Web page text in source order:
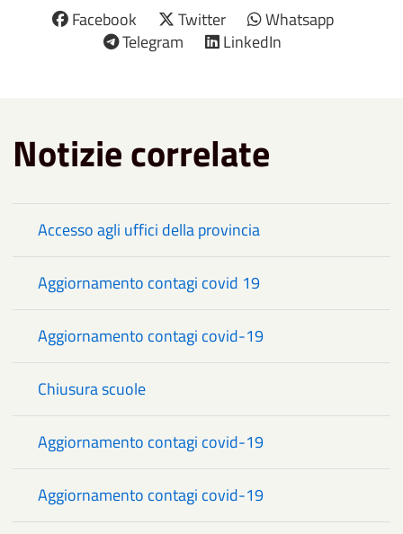
Facebook
Twitter
Whatsapp
Telegram
LinkedIn
Notizie correlate
Accesso agli uffici della provincia
Aggiornamento contagi covid 19
Aggiornamento contagi covid-19
Chiusura scuole
Aggiornamento contagi covid-19
Aggiornamento contagi covid-19